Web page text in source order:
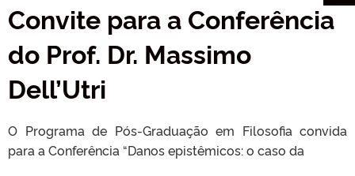
TELEFONES
Convite para a Conferência
do Prof. Dr. Massimo
Dell’Utri
O Programa de Pós-Graduação em Filosofia convida
para a Conferência “Danos epistêmicos: o caso da